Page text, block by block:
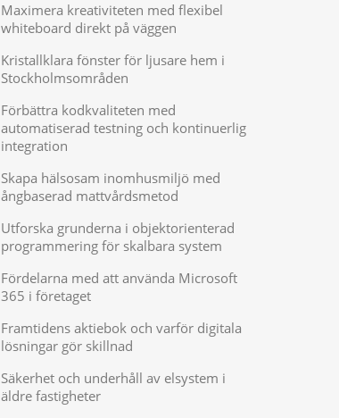
Maximera kreativiteten med flexibel
whiteboard direkt på väggen
Kristallklara fönster för ljusare hem i
Stockholmsområden
Förbättra kodkvaliteten med
automatiserad testning och kontinuerlig
integration
Skapa hälsosam inomhusmiljö med
ångbaserad mattvårdsmetod
Utforska grunderna i objektorienterad
programmering för skalbara system
Fördelarna med att använda Microsoft
365 i företaget
Framtidens aktiebok och varför digitala
lösningar gör skillnad
Säkerhet och underhåll av elsystem i
äldre fastigheter